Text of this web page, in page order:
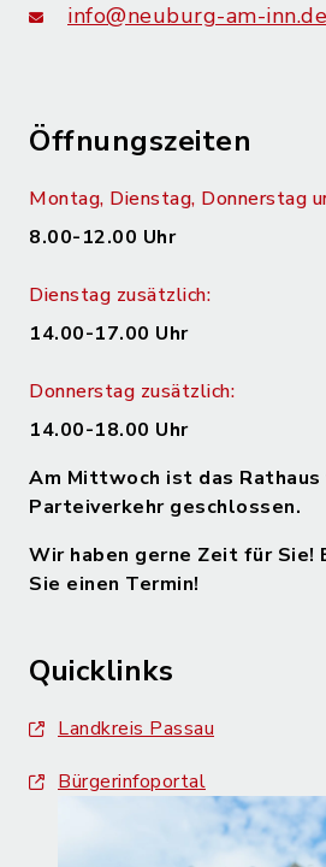
info@neuburg-am-inn.de
Öffnungszeiten
Montag, Dienstag, Donnerstag
8.00-12.00 Uhr
Dienstag zusätzlich:
14.00-17.00 Uhr
Donnerstag zusätzlich:
14.00-18.00 Uhr
Am Mittwoch ist das Rathaus
Parteiverkehr geschlossen.
Wir haben gerne Zeit für Sie!
Sie einen Termin!
Quicklinks
Landkreis Passau
Bürgerinfoportal